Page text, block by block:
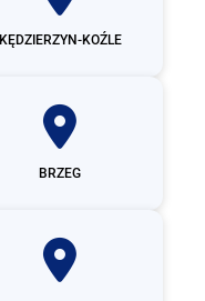
KĘDZIERZYN-KOŹLE
BRZEG